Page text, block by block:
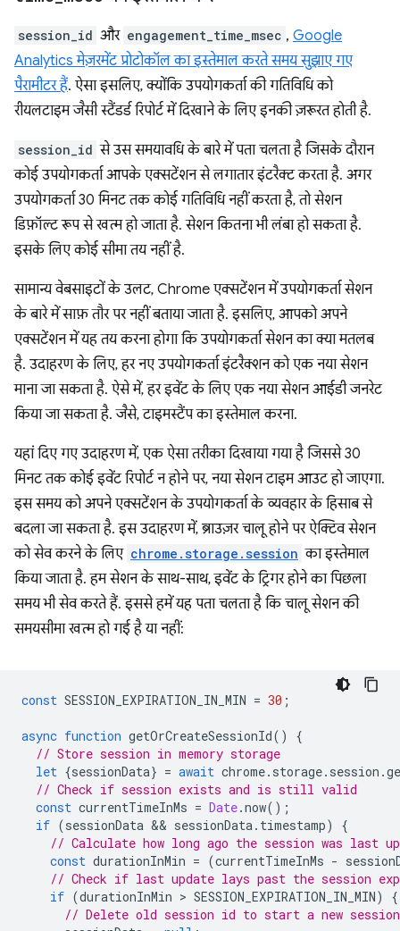
session_id और engagement_time_msec , Google
Analytics मेज़रमेंट प्रोटोकॉल का इस्तेमाल करते समय सुझाए गए
पैरामीटर हैं. ऐसा इसलिए, क्योंकि उपयोगकर्ता की गतिविधि को
रीयलटाइम जैसी स्टैंडर्ड रिपोर्ट में दिखाने के लिए इनकी ज़रूरत होती है.
session_id से उस समयावधि के बारे में पता चलता है जिसके दौरान
कोई उपयोगकर्ता आपके एक्सटेंशन से लगातार इंटरैक्ट करता है. अगर
उपयोगकर्ता 30 मिनट तक कोई गतिविधि नहीं करता है, तो सेशन
डिफ़ॉल्ट रूप से खत्म हो जाता है. सेशन कितना भी लंबा हो सकता है.
इसके लिए कोई सीमा तय नहीं है.
सामान्य वेबसाइटों के उलट, Chrome एक्सटेंशन में उपयोगकर्ता सेशन
के बारे में साफ़ तौर पर नहीं बताया जाता है. इसलिए, आपको अपने
एक्सटेंशन में यह तय करना होगा कि उपयोगकर्ता सेशन का क्या मतलब
है. उदाहरण के लिए, हर नए उपयोगकर्ता इंटरैक्शन को एक नया सेशन
माना जा सकता है. ऐसे में, हर इवेंट के लिए एक नया सेशन आईडी जनरेट
किया जा सकता है. जैसे, टाइमस्टैंप का इस्तेमाल करना.
यहां दिए गए उदाहरण में, एक ऐसा तरीका दिखाया गया है जिससे 30
मिनट तक कोई इवेंट रिपोर्ट न होने पर, नया सेशन टाइम आउट हो जाएगा.
इस समय को अपने एक्सटेंशन के उपयोगकर्ता के व्यवहार के हिसाब से
बदला जा सकता है. इस उदाहरण में, ब्राउज़र चालू होने पर ऐक्टिव सेशन
को सेव करने के लिए chrome.storage.session का इस्तेमाल
किया जाता है. हम सेशन के साथ-साथ, इवेंट के ट्रिगर होने का पिछला
समय भी सेव करते हैं. इससे हमें यह पता चलता है कि चालू सेशन की
समयसीमा खत्म हो गई है या नहीं:
const SESSION_EXPIRATION_IN_MIN = 30 ;
async function getOrCreateSessionId()
{
// Store session in memory storage
let {sessionData} = await chrome. storage. session .
// Check if session exists and is still valid
const currentTimeInMs = Date.now();
if (sessionData && sessionData. timestamp)
{
// Calculate how long ago the session was last
const durationInMin = (currentTimeInMs -
// Check if last update lays past the session
if (durationInMin > SESSION_EXPIRATION_IN_MIN)
{
// Delete old session id to start a new session